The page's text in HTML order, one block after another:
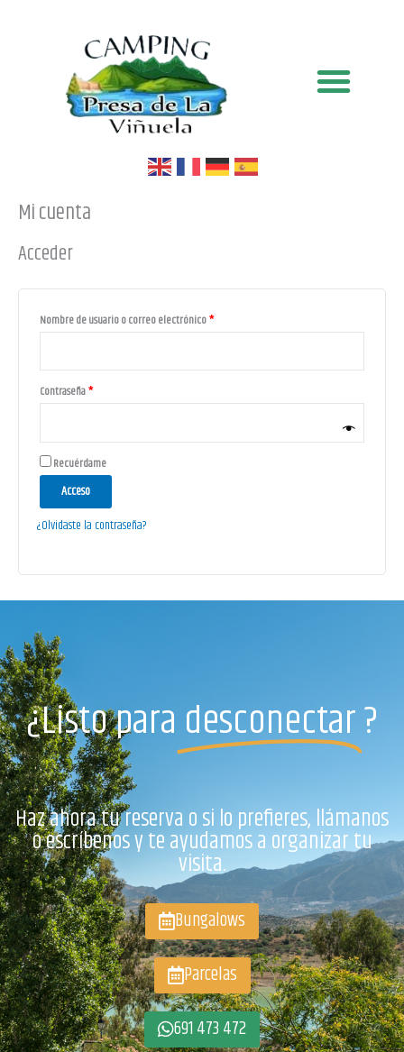
Mi cuenta
Acceder
Nombre de usuario o correo electrónico*
Contraseña*
Recuérdame
Acceso
¿Olvidaste la contraseña?
¿Listo para desconectar?
Haz ahora tu reserva o si lo prefieres, llámanos
o escríbenos y te ayudamos a organizar tu
visita.
Bungalows
Parcelas
691 473 472